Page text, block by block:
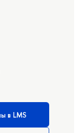
в LMS